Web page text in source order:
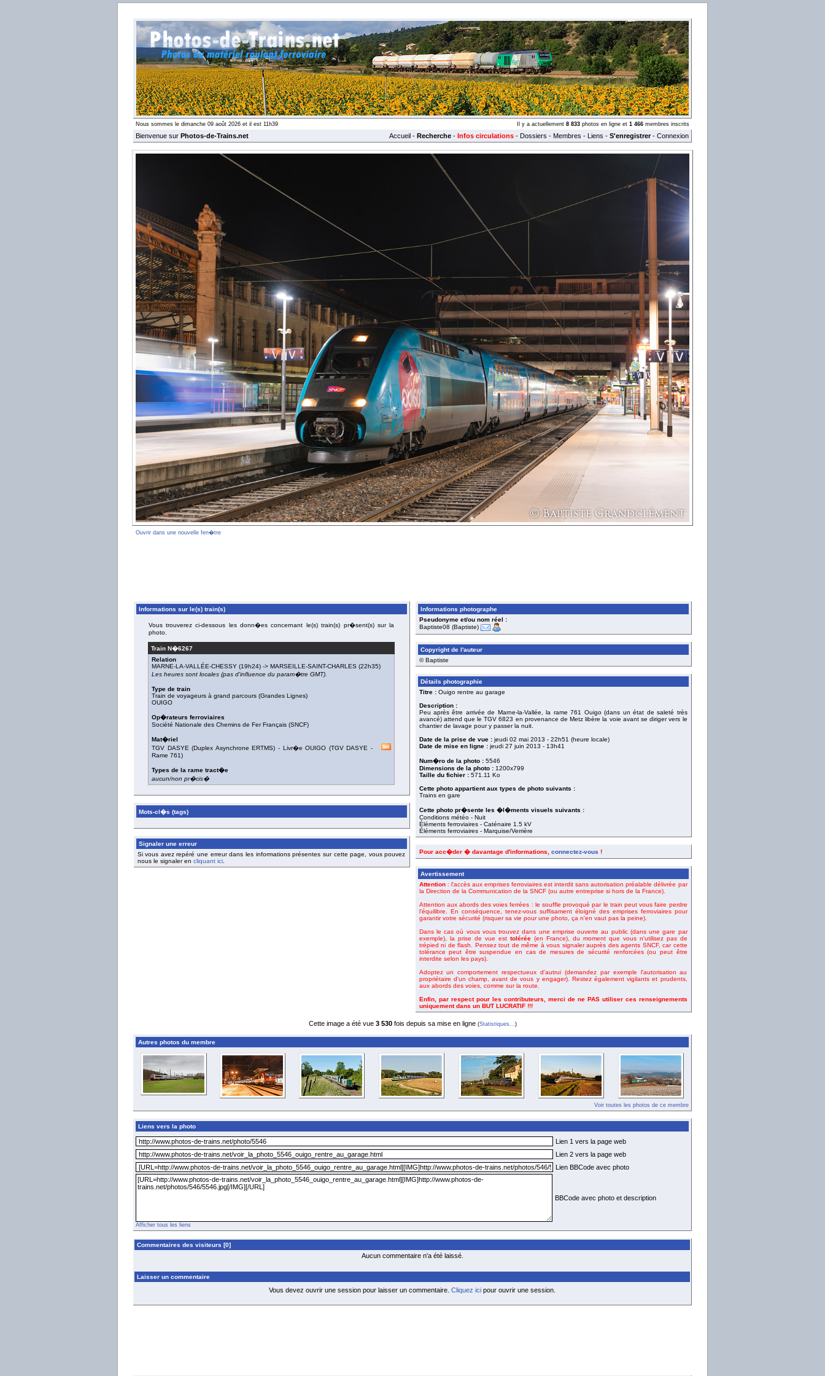
Nous sommes le dimanche 09 août 2026 et il est 11h39 Il y a actuellement 8 833 photos en ligne et 1 466 membres inscrits
Bienvenue sur Photos-de-Trains.net Accueil - Recherche - Infos circulations - Dossiers - Membres - Liens - S'enregistrer- Connexion
Ouvrir dans une nouvelle fen�tre
Informations sur le(s) train(s)
Vous trouverez ci-dessous les donn�es concernant le(s) train(s) pr�sent(s) sur la
photo.
Train N�6267
Relation
MARNE-LA-VALLÉE-CHESSY (19h24) -> MARSEILLE-SAINT-CHARLES (22h35)
Les heures sont locales (pas d'influence du param�tre GMT).
Type de train
Train de voyageurs à grand parcours (Grandes Lignes)
OUIGO
Op�rateurs ferroviaires
Société Nationale des Chemins de Fer Français (SNCF)
Mat�riel
TGV DASYE (Duplex Asynchrone ERTMS) - Livr�e OUIGO (TGV DASYE -
Rame 761)
Types de la rame tract�e
aucun/non pr�cis�
Mots-cl�s (tags)
Signaler une erreur
Si vous avez repéré une erreur dans les informations présentes sur cette page, vous pouvez
nous le signaler en cliquant ici.
Informations photographe
Pseudonyme et/ou nom réel :
Baptiste08 (Baptiste)
Copyright de l'auteur
© Baptiste
Détails photographie
Titre :Ouigo rentre au garage
Description :
Peu après être arrivée de Marne-la-Vallée, la rame 761 Ouigo (dans un état de saleté très
avancé) attend que le TGV 6823 en provenance de Metz libère la voie avant se diriger vers le
chantier de lavage pour y passer la nuit.
Date de la prise de vue : jeudi 02 mai 2013 - 22h51 (heure locale)
Date de mise en ligne : jeudi 27 juin 2013 - 13h41
Num�ro de la photo :5546
Dimensions de la photo :1200x799
Taille du fichier :571.11 Ko
Cette photo appartient aux types de photo suivants :
Trains en gare
Cette photo pr�sente les �l�ments visuels suivants :
Conditions météo - Nuit
Éléments ferroviaires - Caténaire 1.5 kV
Éléments ferroviaires - Marquise/Verrière
Pour acc�der � davantage d'informations, connectez-vous !
Avertissement
Attention: l'accès aux emprises ferroviaires est interdit sans autorisation préalable délivrée par
la Direction de la Communication de la SNCF (ou autre entreprise si hors de la France).
Attention aux abords des voies ferrées : le souffle provoqué par le train peut vous faire perdre
l'équilibre. En conséquence, tenez-vous suffisament éloigné des emprises ferroviaires pour
garantir votre sécurité (risquer sa vie pour une photo, ça n'en vaut pas la peine).
Dans le cas où vous vous trouvez dans une emprise ouverte au public (dans une gare par
exemple), la prise de vue est tolérée(en France), du moment que vous n'utilisez pas de
trépied ni de flash. Pensez tout de même à vous signaler auprès des agents SNCF, car cette
tolérance peut être suspendue en cas de mesures de sécurité renforcées (ou peut être
interdite selon les pays).
Adoptez un comportement respectueux d'autrui (demandez par exemple l'autorisation au
propriétaire d'un champ, avant de vous y engager). Restez également vigilants et prudents,
aux abords des voies, comme sur la route.
Enfin, par respect pour les contributeurs, merci de ne PAS utiliser ces renseignements
uniquement dans un BUT LUCRATIF !!!
Cette image a été vue 3 530fois depuis sa mise en ligne (Statistiques...)
Autres photos du membre
Voir toutes les photos de ce membre
Liens vers la photo
Lien 1 vers la page web
Lien 2 vers la page web
Lien BBCode avec photo
BBCode avec photo et description
Afficher tous les liens
Commentaires des visiteurs [0]
Aucun commentaire n'a été laissé.
Laisser un commentaire
Vous devez ouvrir une session pour laisser un commentaire. Cliquez ici pour ouvrir une session.